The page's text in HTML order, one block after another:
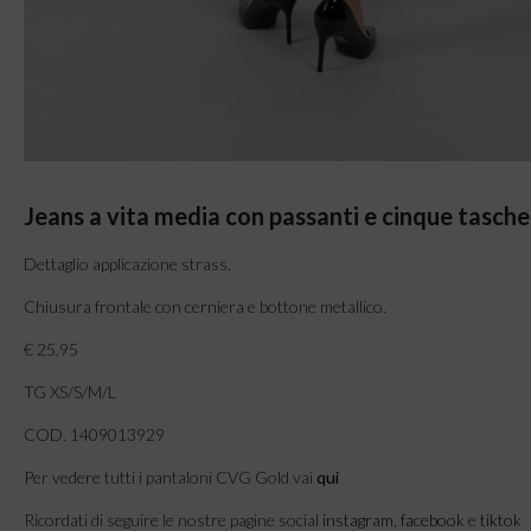
Jeans a vita media con passanti e cinque
Dettaglio applicazione strass.
Chiusura frontale con cerniera e bottone metallico.
€ 25,95
TG XS/S/M/L
COD. 1409013929
Per vedere tutti i pantaloni CVG Gold vai qui
Ricordati di seguire le nostre pagine social instagram facebook e tiktok